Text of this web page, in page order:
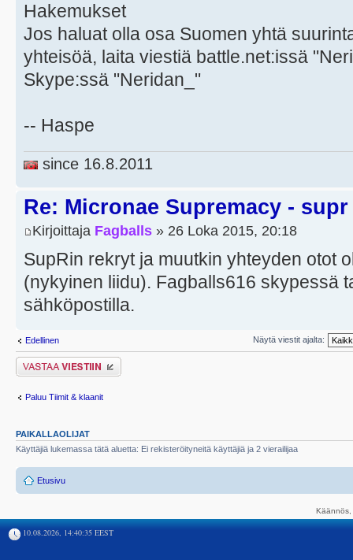
Hakemukset
Jos haluat olla osa Suomen yhtä
yhteisöä, laita viestiä battle.net:issä
Skype:ssä "Neridan_"
-- Haspe
since 16.8.2011
Re: Micronae Supremacy - supr
Kirjoittaja Fagballs » 26 Loka 2015, 20:18
SupRin rekryt ja muutkin yhteyden otot
(nykyinen liidu). Fagballs616 skypessä
sähköpostilla.
Edellinen Näytä viestit ajalta:
Lähetä vastaus
Paluu Tiimit & klaanit
PAIKALLAOLIJAT
Käyttäjiä lukemassa tätä aluetta: Ei rekisteröityneitä käyttäjiä ja 2 vierailijaa
Etusivu
10.08.2026, 14:40:35 EEST